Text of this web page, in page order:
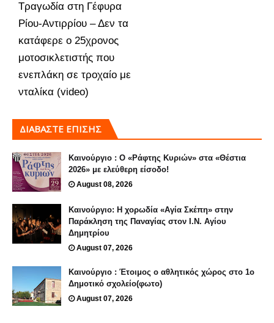
Τραγωδία στη Γέφυρα
Ρίου-Αντιρρίου – Δεν τα
κατάφερε ο 25χρονος
μοτοσικλετιστής που
ενεπλάκη σε τροχαίο με
νταλίκα (video)
ΔΙΑΒΑΣΤΕ ΕΠΙΣΗΣ
Καινούργιο : Ο «Ράφτης Κυριών» στα «Θέστια
2026» με ελεύθερη είσοδο!
August 08, 2026
Καινούργιο: Η χορωδία «Αγία Σκέπη» στην
Παράκληση της Παναγίας στον Ι.Ν. Αγίου
Δημητρίου
August 07, 2026
Καινούργιο : Έτοιμος ο αθλητικός χώρος στο 1ο
Δημοτικό σχολείο(φωτο)
August 07, 2026